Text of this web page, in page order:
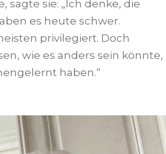
sagte sie: „Ich denke, die
es heute schwer.
privilegiert. Doch
wie es anders sein könnte,
haben.“